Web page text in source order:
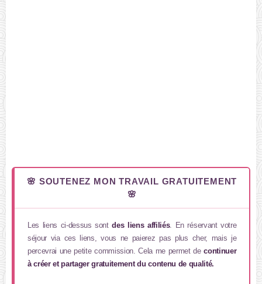
🌸 SOUTENEZ MON TRAVAIL GRATUITEMENT
🌸
Les liens ci-dessus sontdes liens affiliés. En réservant votre
séjour via ces liens, vous ne paierez pas plus cher, mais je
percevrai une petite commission. Cela me permet decontinuer
à créer et partager gratuitement du contenu de qualité.